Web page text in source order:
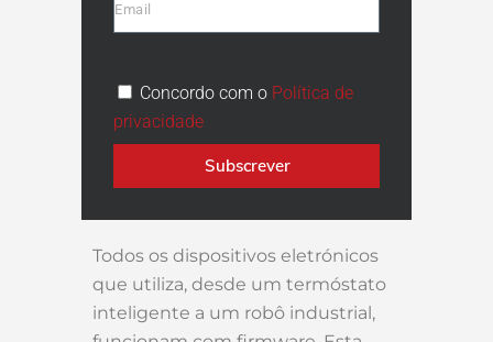
Concordo com o Política de
privacidade
Subscrever
Todos os dispositivos eletrónicos
que utiliza, desde um termóstato
inteligente a um robô industrial,